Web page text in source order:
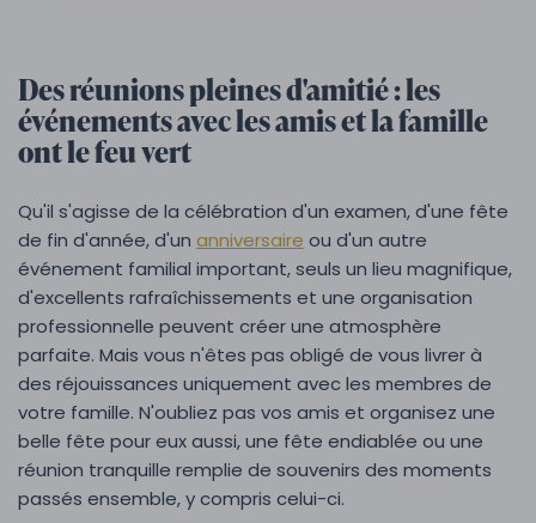
Des réunions pleines d'amitié : les
événements avec les amis et la famille
ont le feu vert
Qu'il s'agisse de la célébration d'un examen, d'une fête
de fin d'année, d'un anniversaire ou d'un autre
événement familial important, seuls un lieu magnifique,
d'excellents rafraîchissements et une organisation
professionnelle peuvent créer une atmosphère
parfaite. Mais vous n'êtes pas obligé de vous livrer à
des réjouissances uniquement avec les membres de
votre famille. N'oubliez pas vos amis et organisez une
belle fête pour eux aussi, une fête endiablée ou une
réunion tranquille remplie de souvenirs des moments
passés ensemble, y compris celui-ci.